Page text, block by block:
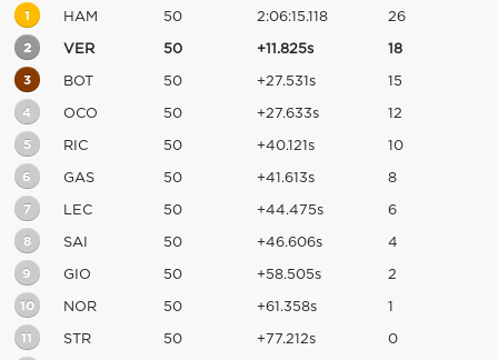
1 HAM 50 2:06:15.118 26
2 VER 50 +11.825s 18
3 BOT 50 +27.531s 15
4 OCO 50 +27.633s 12
5 RIC 50 +40.121s 10
6 GAS 50 +41.613s 8
7 LEC 50 +44.475s 6
8 SAI 50 +46.606s 4
9 GIO 50 +58.505s 2
10 NOR 50 +61.358s 1
11 STR 50 +77.212s 0